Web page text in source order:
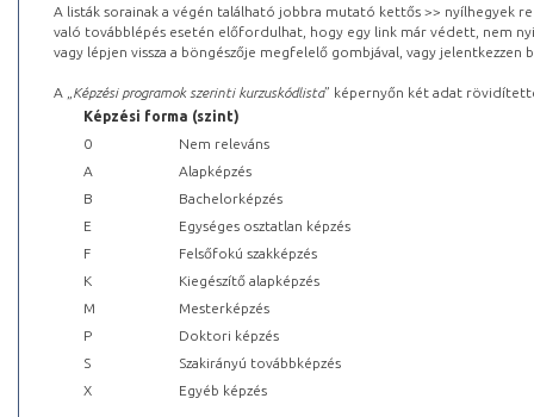
A listák sorainak a végén található jobbra mutató kettős >> nyílhegyek
való továbblépés esetén előfordulhat, hogy egy link már védett, nem
vagy lépjen vissza a böngészője megfelelő gombjával, vagy
A „ Képzési programok szerinti kurzuskódlista” képernyőn két adat
Képzési forma (szint)
0
Nem releváns
A
Alapképzés
B
Bachelorképzés
E
Egységes osztatlan képzés
F
Felsőfokú szakképzés
K
Kiegészítő alapképzés
M
Mesterképzés
P
Doktori képzés
S
Szakirányú továbbképzés
X
Egyéb képzés